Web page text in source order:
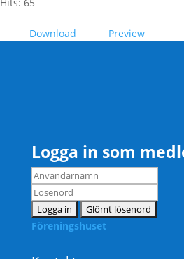
Download Preview
Logga in som
Föreningshuset